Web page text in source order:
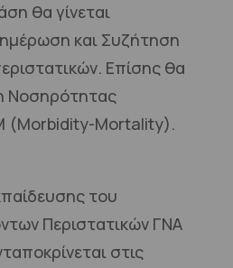
θα γίνεται
και Συζήτηση
Επίσης θα
Νοσηρότητας
(Morbidity-Mortality).
του
Περιστατικών ΓΝΑ
στις